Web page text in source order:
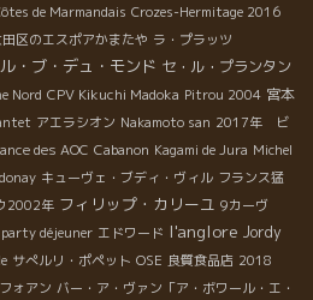
de Marmandais Crozes-Hermitage 2016
区のエスポアかまたや ラ・プラッツ
ル・ブ・デュ・モンド セ・ル・プランタン
Nord CPV Kikuchi Madoka Pitrou 2004 宮本
アエラシオン Nakamoto san 2017年 ビ
des AOC Cabanon Kagami de Jura Michel
キューヴェ・ブディ・ヴィル フランス猛
2002年 フィリップ・カリーユ 9カーヴ
déjeuner エドワード l'anglore Jordy
サぺルリ・ポペット OSE 良質食品店 2018
ォアン バー・ア・ヴァン「ア・ボワール・エ・